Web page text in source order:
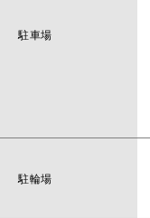
駐車場
駐輪場